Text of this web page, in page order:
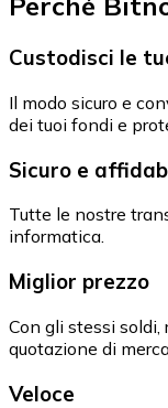
Custodisci le
Il modo sicuro e
dei tuoi fondi e
Sicuro e
Tutte le nostre
informatica.
Miglior prezzo
Con gli stessi
quotazione di
Veloce